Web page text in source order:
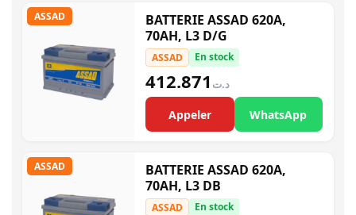
ASSAD
BATTERIE ASSAD 620A,
70AH, L3 D/G
ASSAD En stock
د.ت 412.871
Appeler WhatsApp
ASSAD
BATTERIE ASSAD 620A,
70AH, L3 DB
ASSAD En stock